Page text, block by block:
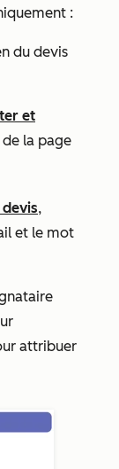
:
du devis
et
la page
,
et le mot
attribuer